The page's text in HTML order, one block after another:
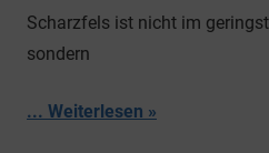
Scharzfels ist nicht im
sondern
... Weiterlesen